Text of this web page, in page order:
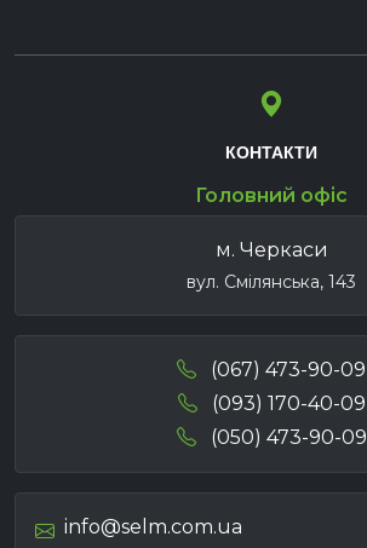
КОНТАКТИ
Головний офіс
м. Черкаси
вул. Смілянська, 143
(067) 473-90-09
(093) 170-40-09
(050) 473-90-09
info@selm.com.ua